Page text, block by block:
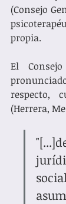
(Consejo
propia.
El
respecto,
(Herrera,